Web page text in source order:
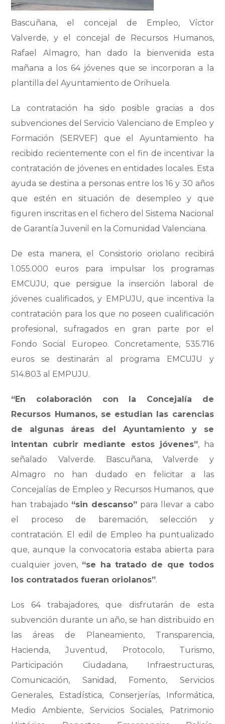
Bascuñana, el concejal de Empleo, Víctor
Valverde, y el concejal de Recursos Humanos,
Rafael Almagro, han dado la bienvenida esta
mañana a los 64 jóvenes que se incorporan a la
plantilla del Ayuntamiento de Orihuela.
La contratación ha sido posible gracias a dos
subvenciones del Servicio Valenciano de Empleo y
Formación (SERVEF) que el Ayuntamiento ha
recibido recientemente con el fin de incentivar la
contratación de jóvenes en entidades locales. Esta
ayuda se destina a personas entre los 16 y 30 años
que estén en situación de desempleo y que
figuren inscritas en el fichero del Sistema Nacional
de Garantía Juvenil en la Comunidad Valenciana.
De esta manera, el Consistorio oriolano recibirá
1.055.000 euros para impulsar los programas
EMCUJU, que persigue la inserción laboral de
jóvenes cualificados, y EMPUJU, que incentiva la
contratación para los que no poseen cualificación
profesional, sufragados en gran parte por el
Fondo Social Europeo. Concretamente, 535.716
euros se destinarán al programa EMCUJU y
514.803 al EMPUJU.
“En colaboración con la Concejalía de
Recursos Humanos, se estudian las carencias
de algunas áreas del Ayuntamiento y se
intentan cubrir mediante estos jóvenes”, ha
señalado Valverde. Bascuñana, Valverde y
Almagro no han dudado en felicitar a las
Concejalías de Empleo y Recursos Humanos, que
han trabajado “sin descanso”para llevar a cabo
el proceso de baremación, selección y
contratación. El edil de Empleo ha puntualizado
que, aunque la convocatoria estaba abierta para
cualquier joven, “se ha tratado de que todos
los contratados fueran oriolanos”.
Los 64 trabajadores, que disfrutarán de esta
subvención durante un año, se han distribuido en
las áreas de Planeamiento, Transparencia,
Hacienda, Juventud, Protocolo, Turismo,
Participación Ciudadana, Infraestructuras,
Comunicación, Sanidad, Fomento, Servicios
Generales, Estadística, Conserjerías, Informática,
Medio Ambiente, Servicios Sociales, Patrimonio